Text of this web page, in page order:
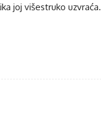
joj višestruko uzvraća.